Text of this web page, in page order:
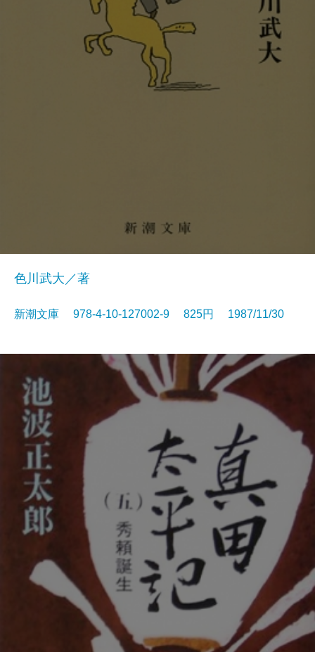
色川武大／著
新潮文庫 978-4-10-127002-9 825円 1987/11/30